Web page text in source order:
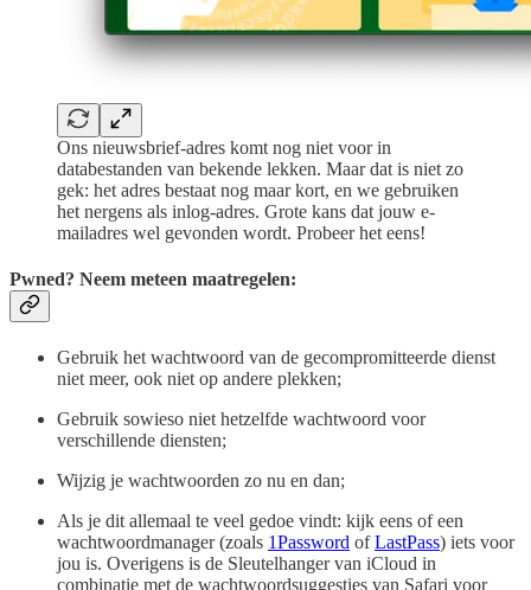
Ons nieuwsbrief-adres komt nog niet voor in
databestanden van bekende lekken. Maar dat is niet zo
gek: het adres bestaat nog maar kort, en we gebruiken
het nergens als inlog-adres. Grote kans dat jouw e-
mailadres wel gevonden wordt. Probeer het eens!
Pwned? Neem meteen maatregelen:
Gebruik het wachtwoord van de gecompromitteerde dienst
niet meer, ook niet op andere plekken;
Gebruik sowieso niet hetzelfde wachtwoord voor
verschillende diensten;
Wijzig je wachtwoorden zo nu en dan;
Als je dit allemaal te veel gedoe vindt: kijk eens of een
wachtwoordmanager (zoals 1Password ofLastPass) iets voor
jou is. Overigens is de Sleutelhanger van iCloud in
combinatie met de wachtwoordsuggesties van Safari voor